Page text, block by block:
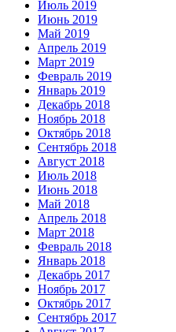
Июль 2019
Июнь 2019
Май 2019
Апрель 2019
Март 2019
Февраль 2019
Январь 2019
Декабрь 2018
Ноябрь 2018
Октябрь 2018
Сентябрь 2018
Август 2018
Июль 2018
Июнь 2018
Май 2018
Апрель 2018
Март 2018
Февраль 2018
Январь 2018
Декабрь 2017
Ноябрь 2017
Октябрь 2017
Сентябрь 2017